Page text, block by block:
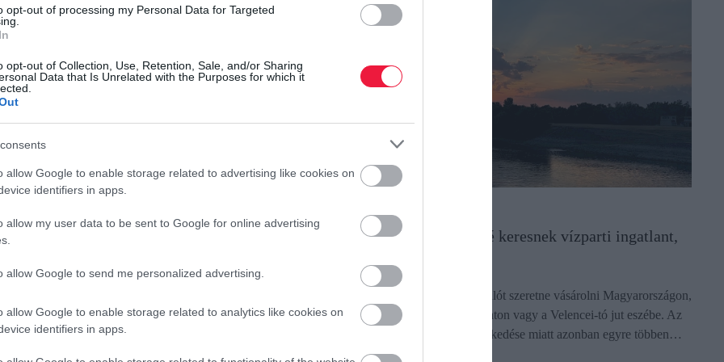
opt-out of processing my Personal Data for Targeted
opt-out of Collection, Use, Retention, Sale, and/or Sharing
Data that Is Unrelated with the Purposes for which it
allow Google to enable storage related to advertising like cookies on
identifiers in apps.
allow my user data to be sent to Google for online advertising
allow Google to send me personalized advertising.
allow Google to enable storage related to analytics like cookies on
identifiers in apps.
forrásként a Google Keresőben!
ahhoz is meg fogják találni a jogi keretet, hogy
megjegyezte, az adófizetők az elmúlt 18 hónapban 34
okozta gazdasági károk helyreállításához. Szavai szerint
a vállalkozásokat, leállították a végrehajtási
Az intézkedésekkel kapcsolatban az mondta:
jó számukra.
nem oltatták be magukat. Horvátországban ugyanis
37,3 százaléka kapta meg valamelyik vakcina legalább
amivel a járvány kezdete óta az új típusú
A vírus okozta betegség (Covid-19) szövődményeinek
száma 8220-ra emelkedett. Kórházban jelenleg
Egyre többen errefelé keresnek vízparti ingatlant,
Ha valaki ma vízparti nyaralót szeretne vásárolni Magyarországon,
elsőként még mindig a Balaton vagy a Velencei-tó jut eszébe. Az
elmúlt évek jelentős áremelkedése miatt azonban egyre többen…
rectangle